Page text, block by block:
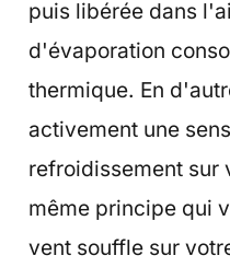
puis libérée dans
d'évaporation
thermique. En
activement une
refroidissement sur
même principe qui
vent souffle sur